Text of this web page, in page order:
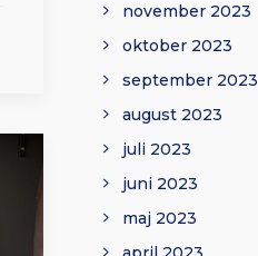
november 2023
oktober 2023
september 2023
august 2023
juli 2023
juni 2023
maj 2023